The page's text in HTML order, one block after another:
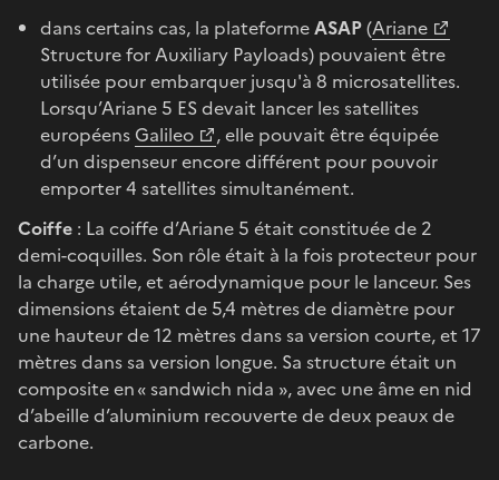
dans certains cas, la plateformeASAP(Ariane
Structure for Auxiliary Payloads) pouvaient être
utilisée pour embarquer jusqu'à 8 microsatellites.
Lorsqu’Ariane 5 ES devait lancer les satellites
européens Galileo
, elle pouvait être équipée
d’un dispenseur encore différent pour pouvoir
emporter 4 satellites simultanément.
Coiffe : La coiffe d’Ariane 5 était constituée de 2
demi-coquilles. Son rôle était à la fois protecteur pour
la charge utile, et aérodynamique pour le lanceur. Ses
dimensions étaient de 5,4 mètres de diamètre pour
une hauteur de 12 mètres dans sa version courte, et 17
mètres dans sa version longue. Sa structure était un
composite en « sandwich nida », avec une âme en nid
d’abeille d’aluminium recouverte de deux peaux de
carbone.